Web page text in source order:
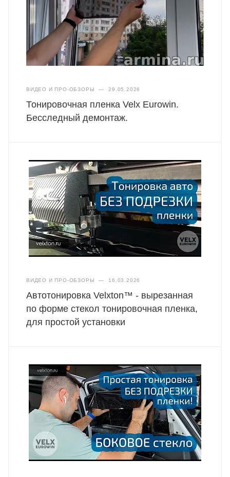
ВИДЕО И ПРО-ОБЗОРЫ — 29.05.2026
Тонировочная пленка Velx Eurowin.
Бесследный демонтаж.
ВИДЕО И ПРО-ОБЗОРЫ — 16.03.2026
Автотонировка Velxton™ - вырезанная
по форме стекол тонировочная пленка,
для простой установки